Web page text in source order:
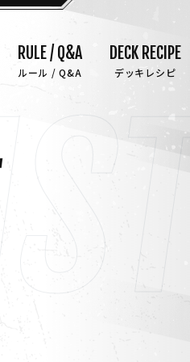
RULE / Q&A
ルール / Q&A
DECK RECIPE
デッキレシピ